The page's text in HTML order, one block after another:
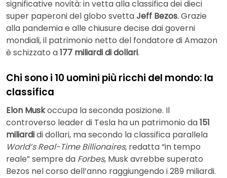
significative novità: in vetta alla classifica dei dieci
super paperoni del globo svettaJeff Bezos. Grazie
alla pandemia e alle chiusure decise dai governi
mondiali, il patrimonio netto del fondatore di Amazon
è schizzato a177 miliardi di dollari.
Chi sono i 10 uomini più ricchi del mondo: la
classifica
Elon Muskoccupa la seconda posizione. Il
controverso leader di Tesla ha un patrimonio da151
miliardidi dollari, ma secondo la classifica parallela
World’s Real-Time Billionaires, redatta “in tempo
reale” sempre da Forbes, Musk avrebbe superato
Bezos nel corso dell’anno raggiungendo i 289 miliardi.